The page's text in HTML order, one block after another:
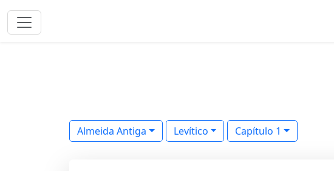
Almeida Antiga Levítico Capítulo 1